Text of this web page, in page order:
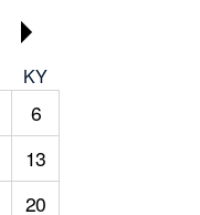
Πανσερραϊκός
ΚΥ
6
13
20